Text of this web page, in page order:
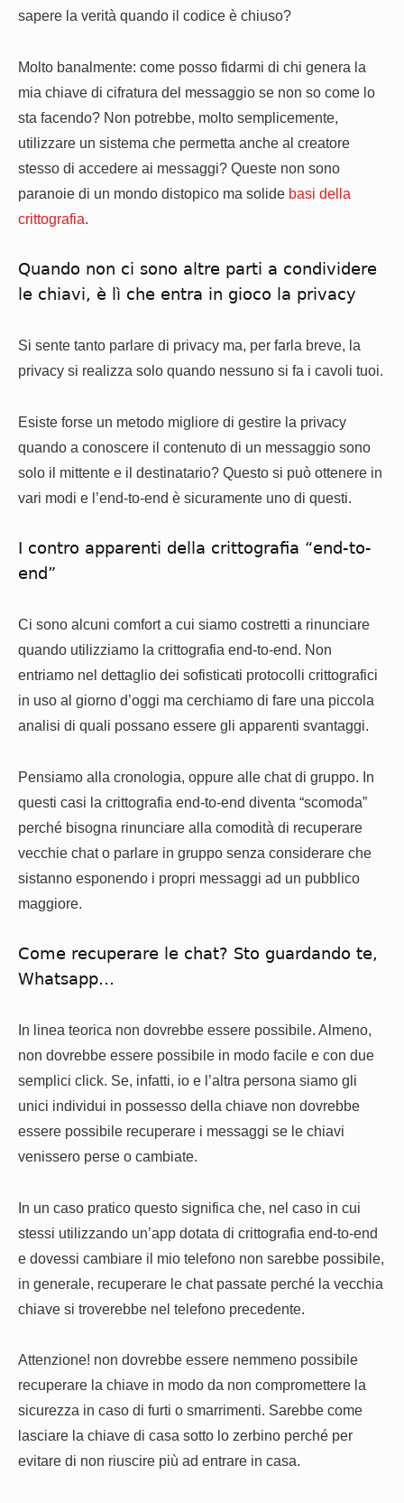
sapere la verità quando il codice è chiuso?
Molto banalmente: come posso fidarmi di chi genera la
mia chiave di cifratura del messaggio se non so come lo
sta facendo? Non potrebbe, molto semplicemente,
utilizzare un sistema che permetta anche al creatore
stesso di accedere ai messaggi? Queste non sono
paranoie di un mondo distopico ma solide basi della
crittografia.
Quando non ci sono altre parti a condividere
le chiavi, è lì che entra in gioco la privacy
Si sente tanto parlare di privacy ma, per farla breve, la
privacy si realizza solo quando nessuno si fa i cavoli tuoi.
Esiste forse un metodo migliore di gestire la privacy
quando a conoscere il contenuto di un messaggio sono
solo il mittente e il destinatario? Questo si può ottenere in
vari modi e l’end-to-end è sicuramente uno di questi.
I contro apparenti della crittografia “end-to-
end”
Ci sono alcuni comfort a cui siamo costretti a rinunciare
quando utilizziamo la crittografia end-to-end. Non
entriamo nel dettaglio dei sofisticati protocolli crittografici
in uso al giorno d’oggi ma cerchiamo di fare una piccola
analisi di quali possano essere gli apparenti svantaggi.
Pensiamo alla cronologia, oppure alle chat di gruppo. In
questi casi la crittografia end-to-end diventa “scomoda”
perché bisogna rinunciare alla comodità di recuperare
vecchie chat o parlare in gruppo senza considerare che
sistanno esponendo i propri messaggi ad un pubblico
maggiore.
Come recuperare le chat? Sto guardando te,
Whatsapp…
In linea teorica non dovrebbe essere possibile. Almeno,
non dovrebbe essere possibile in modo facile e con due
semplici click. Se, infatti, io e l’altra persona siamo gli
unici individui in possesso della chiave non dovrebbe
essere possibile recuperare i messaggi se le chiavi
venissero perse o cambiate.
In un caso pratico questo significa che, nel caso in cui
stessi utilizzando un’app dotata di crittografia end-to-end
e dovessi cambiare il mio telefono non sarebbe possibile,
in generale, recuperare le chat passate perché la vecchia
chiave si troverebbe nel telefono precedente.
Attenzione! non dovrebbe essere nemmeno possibile
recuperare la chiave in modo da non compromettere la
sicurezza in caso di furti o smarrimenti. Sarebbe come
lasciare la chiave di casa sotto lo zerbino perché per
evitare di non riuscire più ad entrare in casa.